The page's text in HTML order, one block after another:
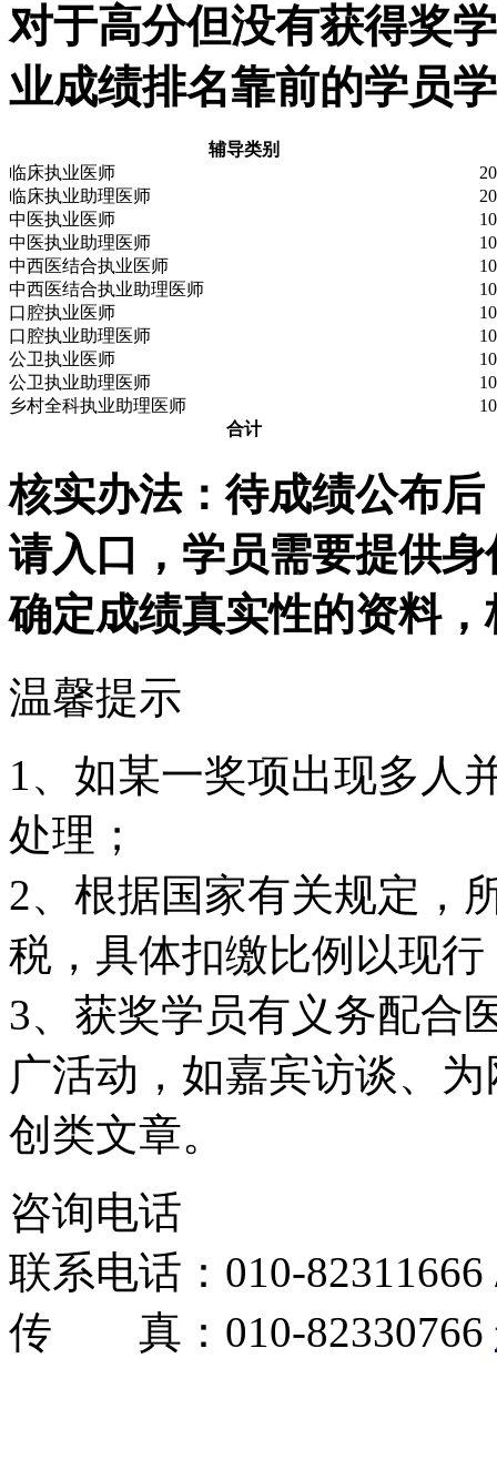
对于高分但没有获得奖
业成绩排名靠前的学员
辅导类别
临床执业医师
临床执业助理医师
中医执业医师
中医执业助理医师
中西医结合执业医师
中西医结合执业助理医师
口腔执业医师
口腔执业助理医师
公卫执业医师
公卫执业助理医师
乡村全科执业助理医师
合计
核实办法：待成绩公布
请入口，学员需要提供
确定成绩真实性的资料
温馨提示
1、如某一奖项出现多人
处理；
2、根据国家有关规定，
税，具体扣缴比例以现
3、获奖学员有义务配合
广活动，如嘉宾访谈、
创类文章。
咨询电话
联系电话：010-82311666
传 真：010-82330766